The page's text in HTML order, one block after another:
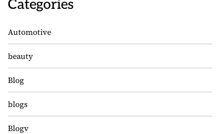
Categories
Automotive
beauty
Blog
blogs
Blogv